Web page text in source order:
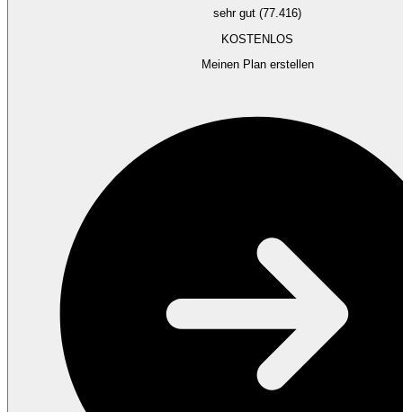
sehr gut (77.416)
KOSTENLOS
Meinen Plan erstellen